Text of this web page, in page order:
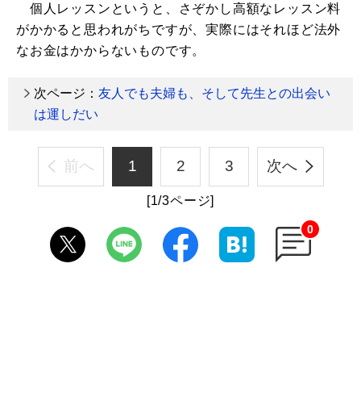
個人レッスンというと、さぞかし高額なレッスン料
がかかると思われがちですが、実際にはそれほど法外
なお金はかからないものです。
次ページ： 友人でも夫婦も、そして先生との出会い
は運しだい
前へ 1 2 3 次へ
[1/3ページ]
0